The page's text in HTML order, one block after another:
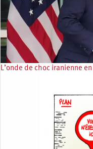
L’onde de choc iranienne en